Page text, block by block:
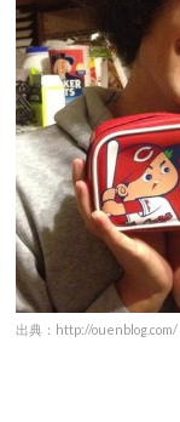
出典：http://ouenblog.com/